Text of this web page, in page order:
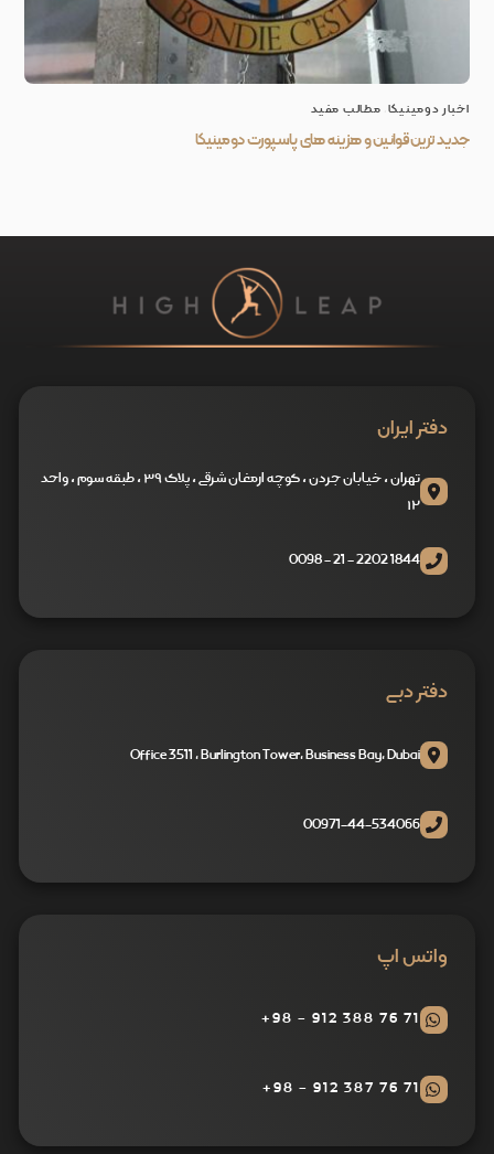
اخبار دومینیکا مطالب مفید
جدید ترین قوانین و هزینه های پاسپورت دومینیکا
دفتر ایران
تهران ، خیابان جردن ، کوچه ارمغان شرقی ، پلاک ۳۹ ، طبقه سوم ، واحد
۱۲
1844 2202 - 21 - 0098
دفتر دبی
Office 3511 , Burlington Tower, Business Bay, Dubai
00971-44-534066
واتس اپ
71 76 388 912 - 98+
71 76 387 912 - 98+